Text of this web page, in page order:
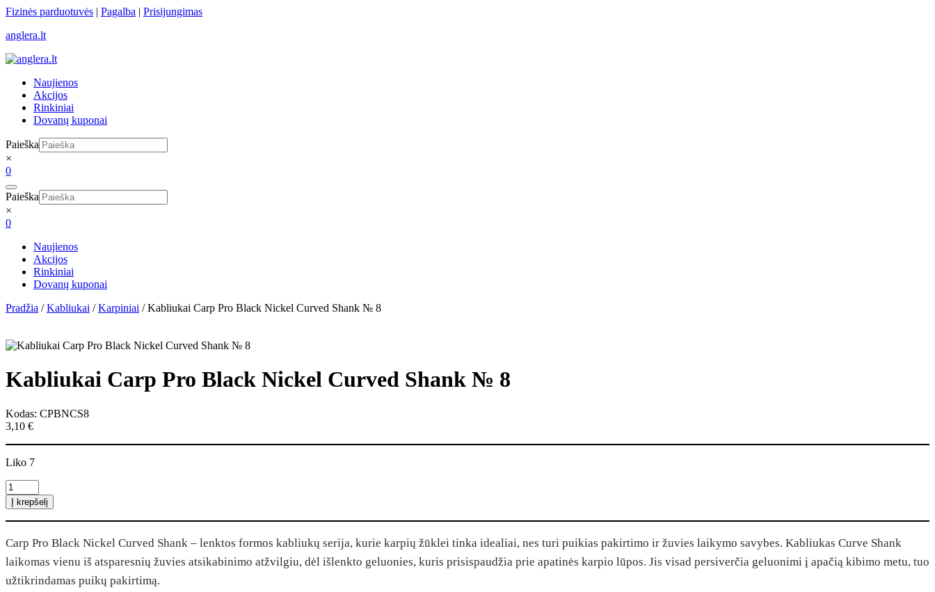
Skip
content
Fizinės parduotuvės | Pagalba | Prisijungimas
anglera.lt
Naujienos
Akcijos
Rinkiniai
Dovanų kuponai
Paieška
×
0
Paieška
×
0
Naujienos
Akcijos
Rinkiniai
Dovanų kuponai
Pradžia /Kabliukai /Karpiniai / Kabliukai Carp Pro Black Nickel Curved Shank № 8
Kabliukai Carp Pro Black Nickel Curved Shank № 8
Kodas: CPBNCS8
3,10 €
Liko 7
produkto
kiekis:
Kabliukai
Carp
Black
Nickel
Shank
Į krepšelį
Carp Pro Black Nickel Curved Shank – lenktos formos kabliukų serija, kurie karpių žūklei tinka idealiai, nes turi puikias pakirtimo ir žuvies laikymo savybes. Kabliukas Curve Shank
laikomas vienu iš atsparesnių žuvies atsikabinimo atžvilgiu, dėl išlenkto geluonies, kuris prisispaudžia prie apatinės karpio lūpos. Jis visad persiverčia geluonimi į apačią kibimo metu, tuo
užtikrindamas puikų pakirtimą.